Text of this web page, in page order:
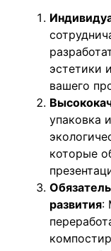
эстетики
вашего
упаковка
которые
развития: